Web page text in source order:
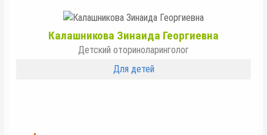
Калашникова Зинаида Георгиевна
Детский оториноларинголог
Для детей